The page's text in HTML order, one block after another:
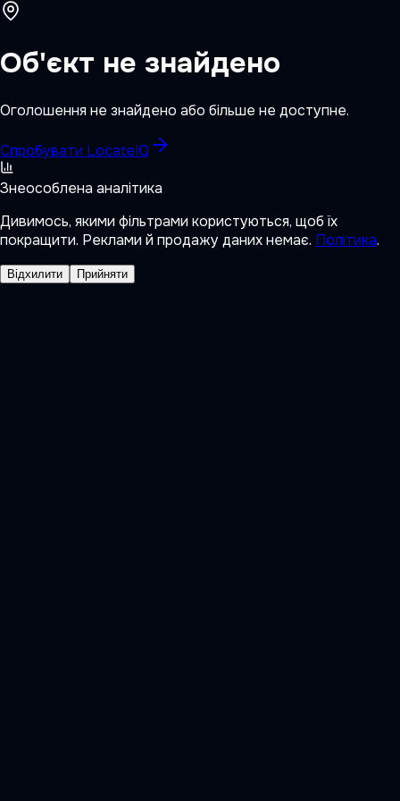
Об'єкт не знайдено
Оголошення не знайдено або більше не доступне.
Спробувати LocateIQ
Знеособлена аналітика
Дивимось, якими фільтрами користуються, щоб їх
покращити. Реклами й продажу даних немає. Політика.
Відхилити Прийняти